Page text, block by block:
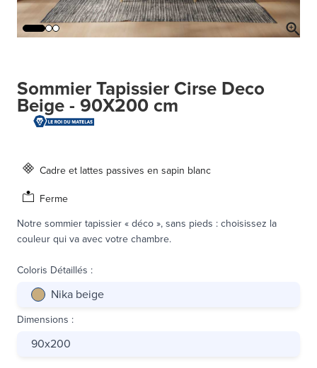
Sommier Tapissier Cirse Deco
Beige - 90X200 cm
Cadre et lattes passives en sapin blanc
Ferme
Notre sommier tapissier « déco », sans pieds : choisissez la
couleur qui va avec votre chambre.
Coloris Détaillés :
Nika beige
Dimensions :
90x200